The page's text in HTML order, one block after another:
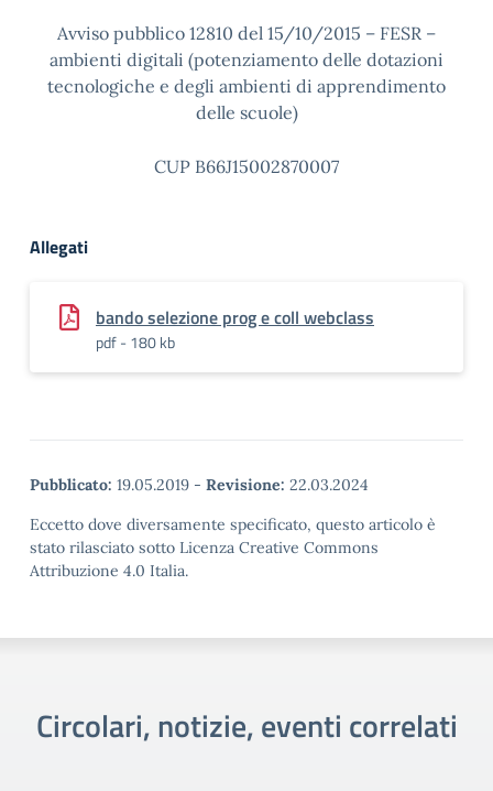
Avviso pubblico 12810 del 15/10/2015 – FESR –
ambienti digitali (potenziamento delle dotazioni
tecnologiche e degli ambienti di apprendimento
delle scuole)
CUP B66J15002870007
Allegati
bando selezione prog e coll webclass
pdf - 180 kb
Pubblicato: 19.05.2019 - Revisione: 22.03.2024
Eccetto dove diversamente specificato, questo articolo è
stato rilasciato sotto Licenza Creative Commons
Attribuzione 4.0 Italia.
Circolari, notizie, eventi correlati